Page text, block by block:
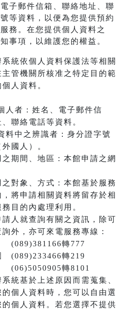
子郵件信箱、聯絡地址、聯
等資料，以便為您提供預約
務。在您提供個人資料之
事項，以維護您的權益。
統依個人資料保護法等相關
管機關所核准之特定目的範
人資料。
人者：姓名、電子郵件信
聯絡電話等資料。
料中之辨識者：身分證字號
國人）。
期間、地區：本館申請之網
對象、方式：本館基於服務
將申請相關資料將留存於相
目的內處理利用。
人就查詢有關之資訊，除可
外，亦可來電服務專線：
轉777
(089)233466轉219
轉8101
統基於上述原因而需蒐集、
的個人資料時，您可以自由選
個人資料。若您選擇不提供